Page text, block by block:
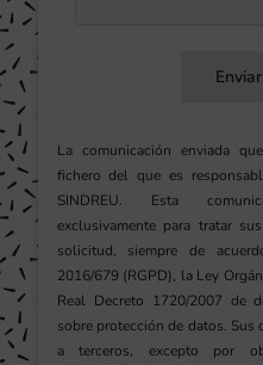
Enviar
La comunicación enviada
fichero del que es
SINDREU. Esta
exclusivamente para tratar
solicitud, siempre de
2016/679 (RGPD), la Ley
Real Decreto 1720/2007 de
sobre protección de datos. Sus
a terceros, excepto por